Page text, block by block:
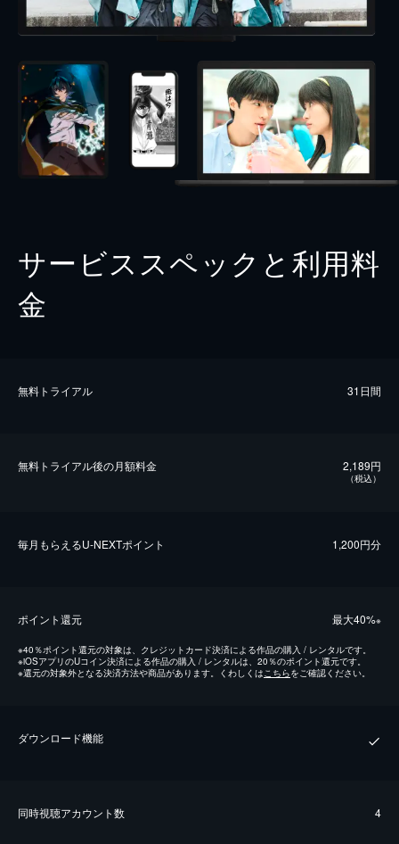
サービススペックと利用料
金
無料トライアル 31日間
無料トライアル後の⽉額料金 2,189円
（税込）
毎⽉もらえるU-NEXTポイント 1,200円分
ポイント還元 最⼤40%※
※40％ポイント還元の対象は、クレジットカード決済による作品の購入 / レンタルです。
※iOSアプリのUコイン決済による作品の購入 / レンタルは、20％のポイント還元です。
※還元の対象外となる決済方法や商品があります。くわしくはこちらをご確認ください。
ダウンロード機能
同時視聴アカウント数 4